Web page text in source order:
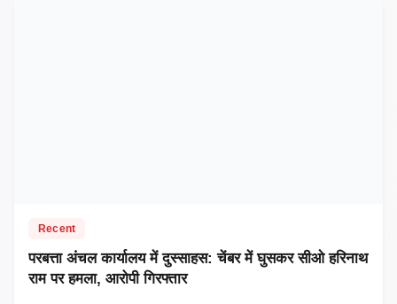
Recent
परबत्ता अंचल कार्यालय में दुस्साहस: चेंबर में घुसकर सीओ हरिनाथ
राम पर हमला, आरोपी गिरफ्तार